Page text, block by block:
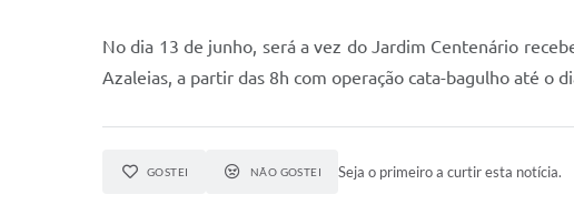
No dia 13 de junho, será a vez do Jardim Centenário
Azaleias, a partir das 8h com operação cata-bagulho até o
GOSTEI NÃO GOSTEI Seja o primeiro a curtir esta notícia.